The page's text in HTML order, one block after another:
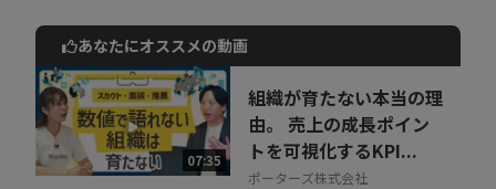
動画でご紹介しているサービスについて
お気軽にご相談・ご質問いただけます！
30秒でお申し込み可能
相談を希望する 無料
あなたにオススメの動画
07:35
組織が育たない本当の理
由。 売上の成長ポイン
トを可視化するKPI...
ポーターズ株式会社